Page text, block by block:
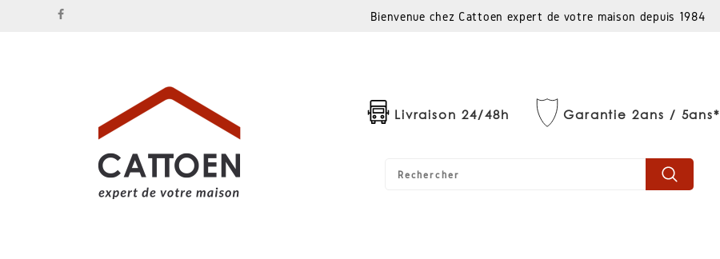
Bienvenue chez Cattoen expert de votre maison depuis 1984
Livraison 24/48h Garantie 2ans / 5ans*